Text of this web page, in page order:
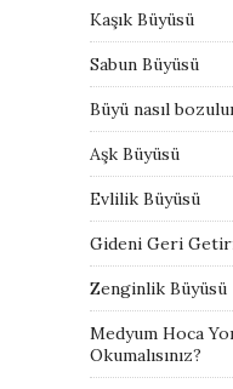
Kaşık Büyüsü
Sabun Büyüsü
Büyü nasıl
Aşk Büyüsü
Evlilik Büyüsü
Gideni Geri
Zenginlik Büyüsü
Medyum Hoca
Okumalısınız?